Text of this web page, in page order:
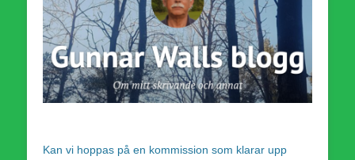
Kan vi hoppas på en kommission som klarar upp